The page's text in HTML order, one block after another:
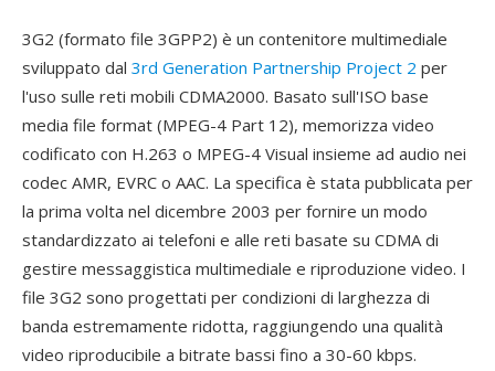
3G2 (formato file 3GPP2) è un contenitore multimediale
sviluppato dal 3rd Generation Partnership Project 2 per
l'uso sulle reti mobili CDMA2000. Basato sull'ISO base
media file format (MPEG-4 Part 12), memorizza video
codificato con H.263 o MPEG-4 Visual insieme ad audio nei
codec AMR, EVRC o AAC. La specifica è stata pubblicata per
la prima volta nel dicembre 2003 per fornire un modo
standardizzato ai telefoni e alle reti basate su CDMA di
gestire messaggistica multimediale e riproduzione video. I
file 3G2 sono progettati per condizioni di larghezza di
banda estremamente ridotta, raggiungendo una qualità
video riproducibile a bitrate bassi fino a 30-60 kbps.